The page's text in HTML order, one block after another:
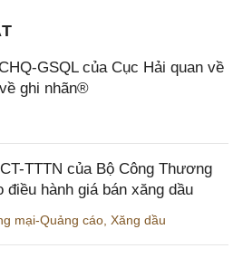
GSQL của Cục Hải quan về
ghi nhãn®
TTTN của Bộ Công Thương
điều hành giá bán xăng dầu
mại-Quảng cáo Xăng dầu